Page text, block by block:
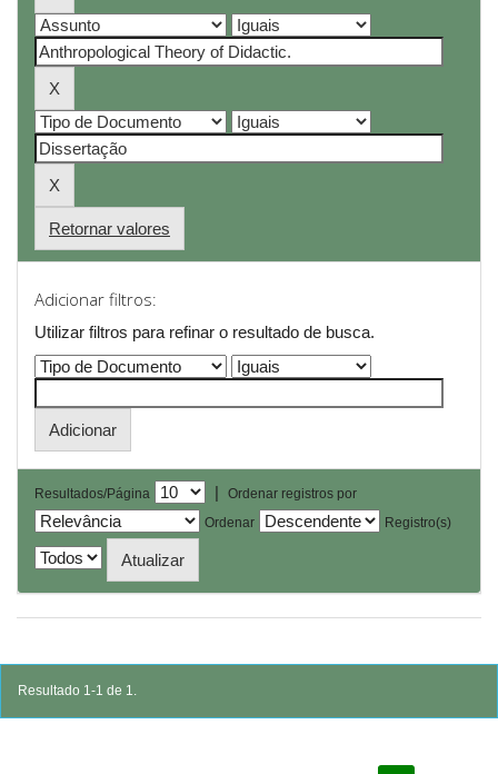
Retornar valores
Adicionar filtros:
Utilizar filtros para refinar o resultado de busca.
Resultados/Página |
Ordenar registros por
Ordenar
Registro(s)
Resultado 1-1 de 1.